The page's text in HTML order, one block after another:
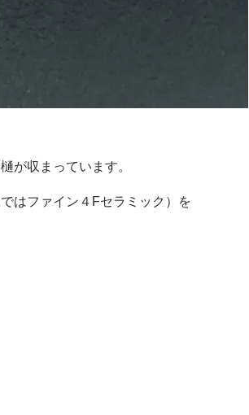
が収まっています。
はファイン４Fセラミック）を